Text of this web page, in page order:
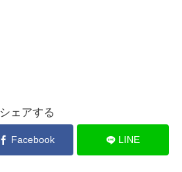
シェアする
Facebook LINE